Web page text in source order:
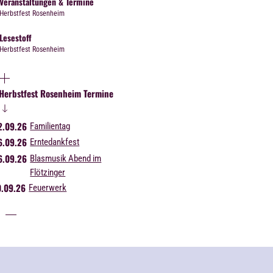
Herbstfest Rosenheim
Lesestoff
Herbstfest Rosenheim
Herbstfest Rosenheim Termine
Familientag
Erntedankfest
Blasmusik Abend im
Flötzinger
Feuerwerk